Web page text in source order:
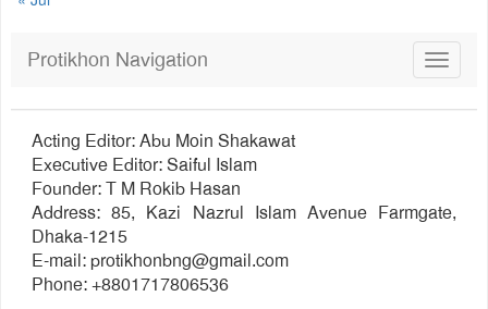
Toggle
Protikhon Navigation
Acting Editor: Abu Moin Shakawat
Executive Editor: Saiful Islam
Founder: T M Rokib Hasan
Address: 85, Kazi Nazrul Islam Avenue Farmgate,
Dhaka-1215
E-mail:protikhonbng@gmail.com
Phone: +8801717806536